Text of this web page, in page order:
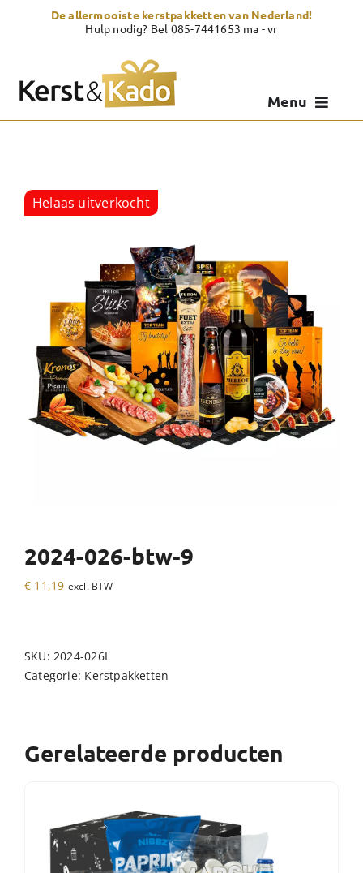
De allermooiste kerstpakketten van Nederland!
Hulp nodig? Bel 085-7441653 ma - vr
Menu
Over Kerst & Kado
Helaas uitverkocht
2024-026-btw-9
€ 11,19 excl. BTW
SKU:2024-026L
Categorie: Kerstpakketten
Gerelateerde producten